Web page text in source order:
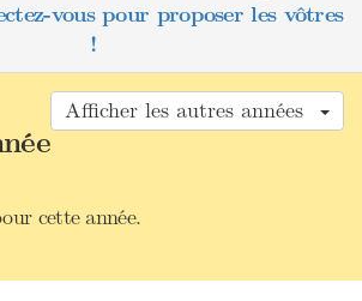
vous pour proposer les vôtres
!
Afficher les autres années
cette année.